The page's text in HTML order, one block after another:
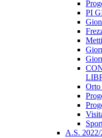
PI
Orto
A.S. 2022/